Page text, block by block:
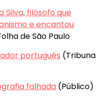
Silva, filósofo que
e encantou
de São Paulo
português (Tribuna
falhada (Público)